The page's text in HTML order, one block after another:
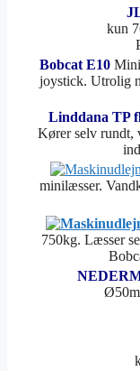
kun
Bobcat E10
joystick. Utrolig
Linddana TP
Kører selv rundt,
minilæsser.
750kg. Læsser